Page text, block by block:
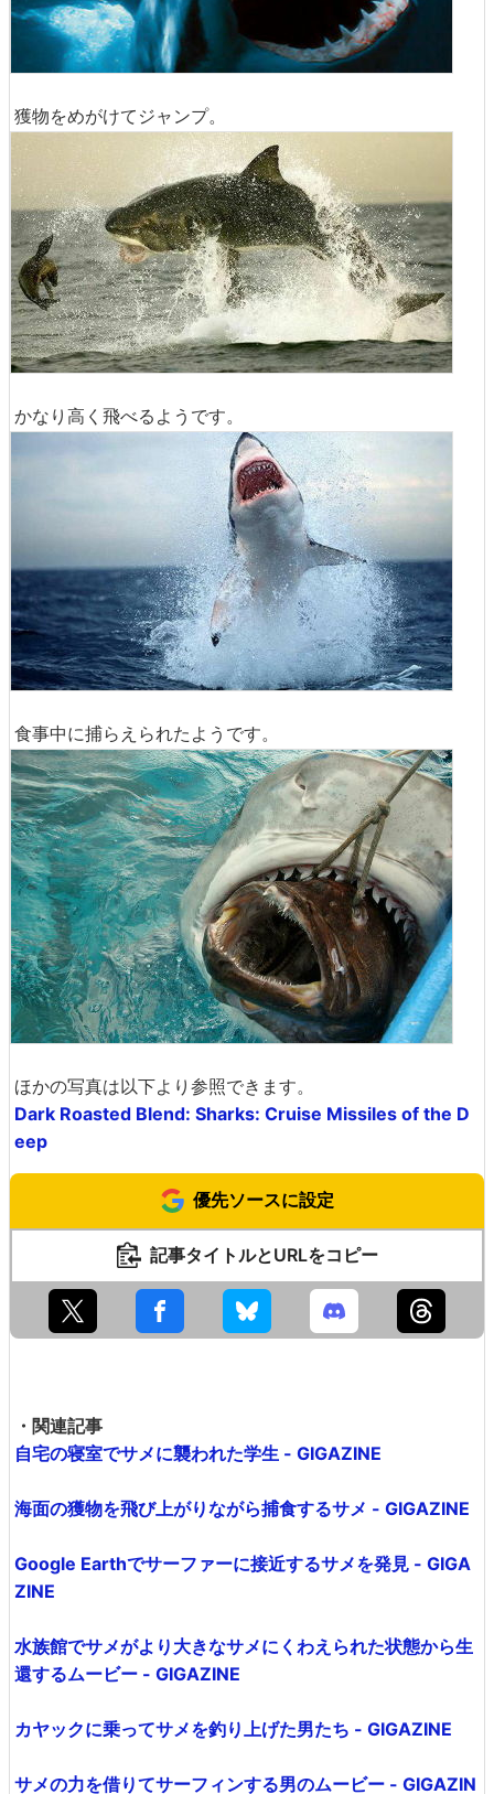
獲物をめがけてジャンプ。
かなり高く飛べるようです。
食事中に捕らえられたようです。
ほかの写真は以下より参照できます。
Dark Roasted Blend: Sharks: Cruise Missiles of the D
eep
優先ソースに設定
記事タイトルとURLをコピー
・関連記事
自宅の寝室でサメに襲われた学生 - GIGAZINE
海面の獲物を飛び上がりながら捕食するサメ - GIGAZINE
Google Earthでサーファーに接近するサメを発見 - GIGA
ZINE
水族館でサメがより大きなサメにくわえられた状態から生
還するムービー - GIGAZINE
カヤックに乗ってサメを釣り上げた男たち - GIGAZINE
サメの力を借りてサーフィンする男のムービー - GIGAZIN